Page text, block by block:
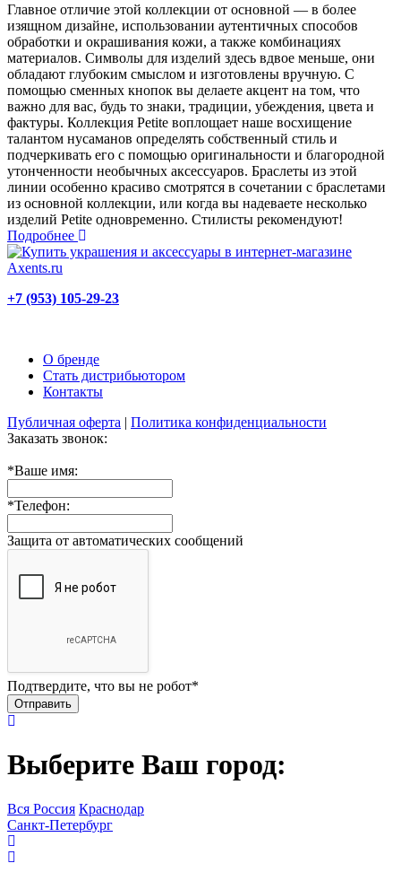
Главное отличие этой коллекции от основной — в более
изящном дизайне, использовании аутентичных способов
обработки и окрашивания кожи, а также комбинациях
материалов. Символы для изделий здесь вдвое меньше, они
обладают глубоким смыслом и изготовлены вручную. С
помощью сменных кнопок вы делаете акцент на том, что
важно для вас, будь то знаки, традиции, убеждения, цвета и
фактуры. Коллекция Petite воплощает наше восхищение
талантом нусаманов определять собственный стиль и
подчеркивать его с помощью оригинальности и благородной
утонченности необычных аксессуаров. Браслеты из этой
линии особенно красиво смотрятся в сочетании с браслетами
из основной коллекции, или когда вы надеваете несколько
изделий Petite одновременно. Стилисты рекомендуют!
Подробнее
+7 (953) 105-29-23
О бренде
Стать дистрибьютором
Контакты
Публичная оферта | Политика конфиденциальности
Заказать звонок:
*Ваше имя:
*Телефон:
Защита от автоматических сообщений
Подтвердите, что вы не робот*
Выберите Ваш город:
Вся Россия Краснодар
Санкт-Петербург